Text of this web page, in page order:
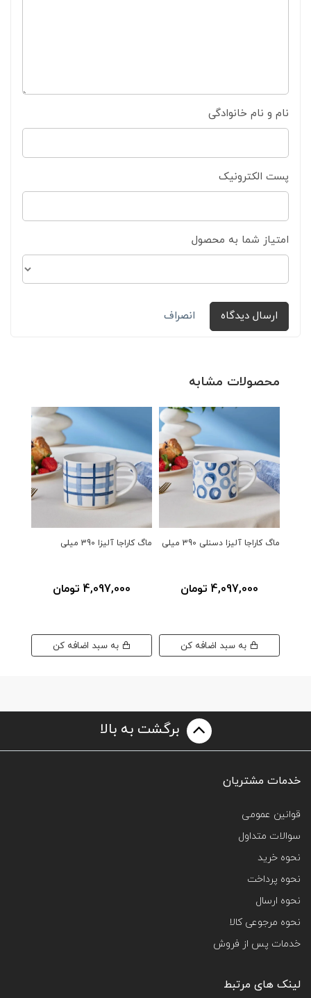
نام و نام خانوادگی
پست الکترونیک
امتیاز شما به محصول
ارسال دیدگاه انصراف
محصولات مشابه
ماگ کاراجا آلیزا دسنلی 390 میلی
4,097,000 تومان
ماگ کاراجا آلیزا 390 میلی
4,097,000 تومان
برگشت به بالا
خدمات مشتریان
قوانین عمومی
سوالات متداول
نحوه خرید
نحوه پرداخت
نحوه ارسال
نحوه مرجوعی کالا
خدمات پس از فروش
لینک های مرتبط